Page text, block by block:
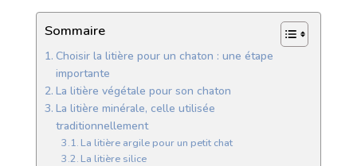
Sommaire
Choisir la litière pour un chaton : une étape
importante
La litière végétale pour son chaton
La litière minérale, celle utilisée
traditionnellement
La litière argile pour un petit chat
La litière silice